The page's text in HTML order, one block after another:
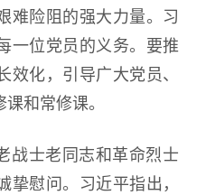
难险阻的强大力量。习
一位党员的义务。要推
效化，引导广大党员、
和常修课。
战士老同志和革命烈士
挚慰问。习近平指出，